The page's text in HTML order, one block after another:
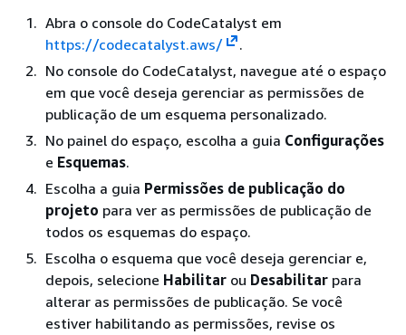
Abra o console do CodeCatalyst em
https://codecatalyst.aws/
.
No console do CodeCatalyst, navegue até o espaço
em que você deseja gerenciar as permissões de
publicação de um esquema personalizado.
No painel do espaço, escolha a guia Configurações
e Esquemas.
Escolha a guia Permissões de publicação do
projeto para ver as permissões de publicação de
todos os esquemas do espaço.
Escolha o esquema que você deseja gerenciar e,
depois, selecione Habilitar ou Desabilitar para
alterar as permissões de publicação. Se você
estiver habilitando as permissões, revise os